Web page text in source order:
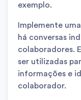
exemplo.
Implemente
há conversas
colaboradores.
ser utilizadas
informações e
colaborador.